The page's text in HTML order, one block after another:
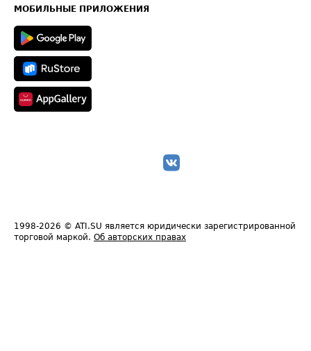
Техническая информация
МОБИЛЬНЫЕ ПРИЛОЖЕНИЯ
1998-2026 © ATI.SU является юридически зарегистрированной
торговой маркой. Об авторских правах